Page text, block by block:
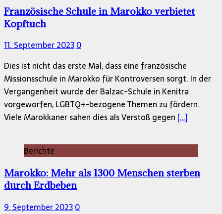
Französische Schule in Marokko verbietet
Kopftuch
11. September 20230
Dies ist nicht das erste Mal, dass eine französische
Missionsschule in Marokko für Kontroversen sorgt. In der
Vergangenheit wurde der Balzac-Schule in Kenitra
vorgeworfen, LGBTQ+-bezogene Themen zu fördern.
Viele Marokkaner sahen dies als Verstoß gegen […]
Berichte
Marokko: Mehr als 1300 Menschen sterben
durch Erdbeben
9. September 20230